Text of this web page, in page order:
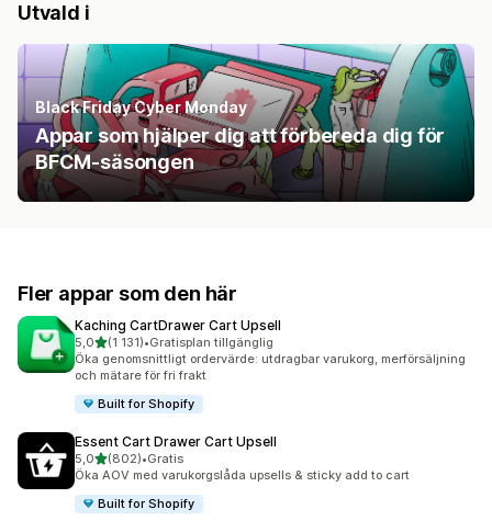
Utvald i
Black Friday Cyber Monday
Appar som hjälper dig att förbereda dig för
BFCM-säsongen
Fler appar som den här
Kaching CartDrawer Cart Upsell
5,0av 5 stjärnor
(1 131)
1131 recensioner totalt
•Gratisplan tillgänglig
Öka genomsnittligt ordervärde: utdragbar varukorg, merförsäljning
och mätare för fri frakt
Built for Shopify
Essent Cart Drawer Cart Upsell
5,0av 5 stjärnor
(802)
802 recensioner totalt
•Gratis
Öka AOV med varukorgslåda upsells & sticky add to cart
Built for Shopify